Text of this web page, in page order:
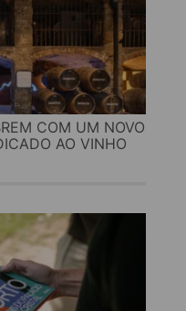
COM UM NOVO
AO VINHO